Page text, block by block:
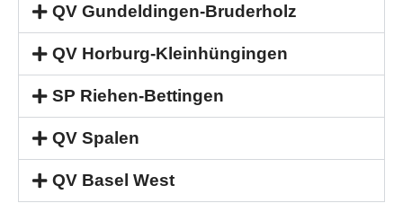
QV Gundeldingen-Bruderholz
QV Horburg-Kleinhüngingen
SP Riehen-Bettingen
QV Spalen
QV Basel West